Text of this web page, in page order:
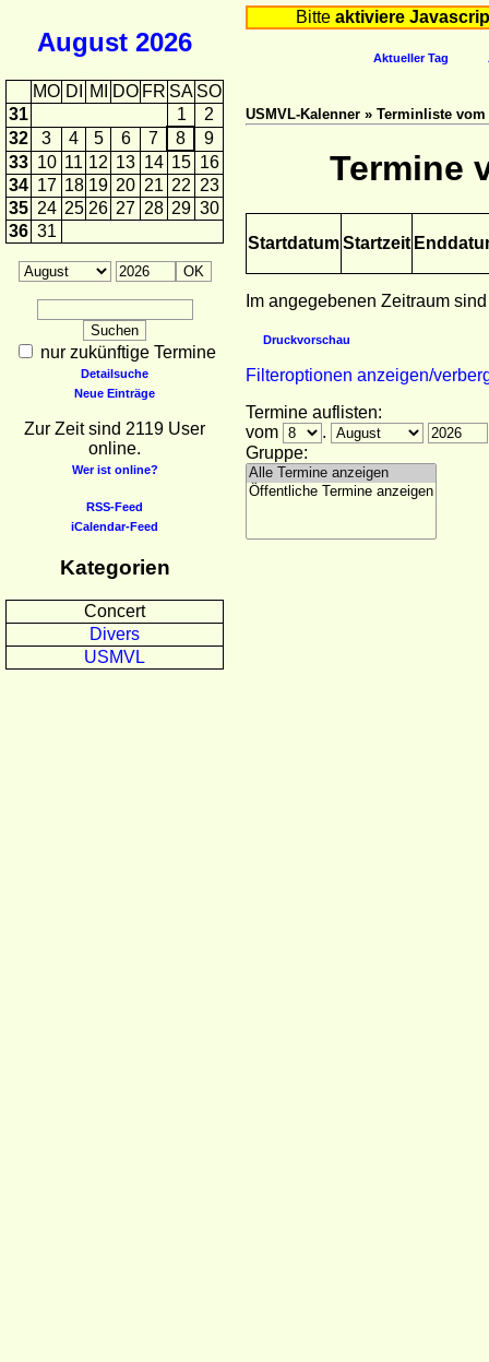
August 2026
MO DI MI DO FR SA SO
31
1
2
32
3 4 5 6 7 8
9
33 10 11 12 13 14 15 16
34 17 18 19 20 21 22 23
35 24 25 26 27 28 29 30
36 31
nur zukünftige Termine
Detailsuche
Neue Einträge
Zur Zeit sind 2119 User
online.
Wer ist online?
RSS-Feed
iCalendar-Feed
Kategorien
Concert
Divers
USMVL
Bitte aktiviere
Aktueller Tag
USMVL-Kalenner » Terminliste vom
Termine
StartdatumStartzeit
Im angegebenen Zeitraum
Druckvorschau
Filteroptionen anzeigen/
Termine auflisten:
vom
.
Gruppe: